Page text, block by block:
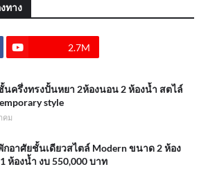
ทาง
2.7M
ครึ่งทรงปั้นหยา 2ห้องนอน 2 ห้องน้ำ สตไล์
style
คม
อาศัยชั้นเดียวสไตล์ Modern ขนาด 2 ห้อง
ห้องน้ำ งบ 550,000 บาท